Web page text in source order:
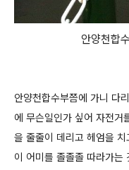
안양천합
안양천합수부쯤에 가니 다
에 무슨일인가 싶어 자전거
을 줄줄이 데리고 헤엄을
이 어미를 졸졸졸 따라가는